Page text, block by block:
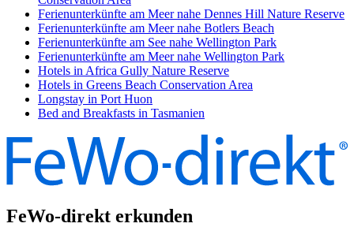
Ferienunterkünfte am Meer nahe Dennes Hill Nature Reserve
Ferienunterkünfte am Meer nahe Botlers Beach
Ferienunterkünfte am See nahe Wellington Park
Ferienunterkünfte am Meer nahe Wellington Park
Hotels in Africa Gully Nature Reserve
Hotels in Greens Beach Conservation Area
Longstay in Port Huon
Bed and Breakfasts in Tasmanien
FeWo-direkt erkunden